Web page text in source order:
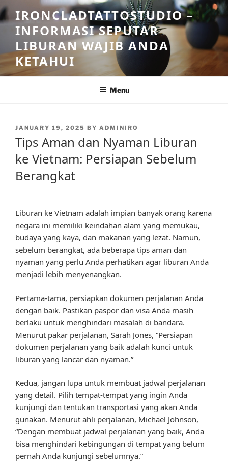
Skip
to
content
IRONCLADTATTOSTUDIO –
INFORMASI SEPUTAR
LIBURAN WAJIB ANDA
KETAHUI
Menu
POSTED
ON
JANUARY 19, 2025 BY ADMINIRO
Tips Aman dan Nyaman Liburan
ke Vietnam: Persiapan Sebelum
Berangkat
Liburan ke Vietnam adalah impian banyak orang karena
negara ini memiliki keindahan alam yang memukau,
budaya yang kaya, dan makanan yang lezat. Namun,
sebelum berangkat, ada beberapa tips aman dan
nyaman yang perlu Anda perhatikan agar liburan Anda
menjadi lebih menyenangkan.
Pertama-tama, persiapkan dokumen perjalanan Anda
dengan baik. Pastikan paspor dan visa Anda masih
berlaku untuk menghindari masalah di bandara.
Menurut pakar perjalanan, Sarah Jones, “Persiapan
dokumen perjalanan yang baik adalah kunci untuk
liburan yang lancar dan nyaman.”
Kedua, jangan lupa untuk membuat jadwal perjalanan
yang detail. Pilih tempat-tempat yang ingin Anda
kunjungi dan tentukan transportasi yang akan Anda
gunakan. Menurut ahli perjalanan, Michael Johnson,
“Dengan membuat jadwal perjalanan yang baik, Anda
bisa menghindari kebingungan di tempat yang belum
pernah Anda kunjungi sebelumnya.”